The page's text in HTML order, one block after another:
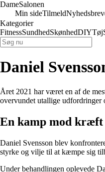
DameSalonen
Min sideTilmeld
Kategorier
FitnessSundhedSkønhedDIYTøj
Daniel
Året 2021 har været en af de
overvundet utallige udfordringer
En kamp mod kræft
Daniel Svensson blev
styrke og vilje til at kæmpe sig
Under behandlingen oplevede